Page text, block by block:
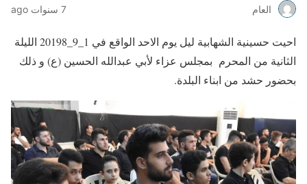
العام 7 سنوات ago
احيت حسينية الشهابية ليل يوم الاحد الواقع في 1_9_20198 الليلة
الثانية من المحرم بمجلس عزاء لأبي عبدالله الحسين (ع) و ذلك
بحضور حشد من ابناء البلدة.